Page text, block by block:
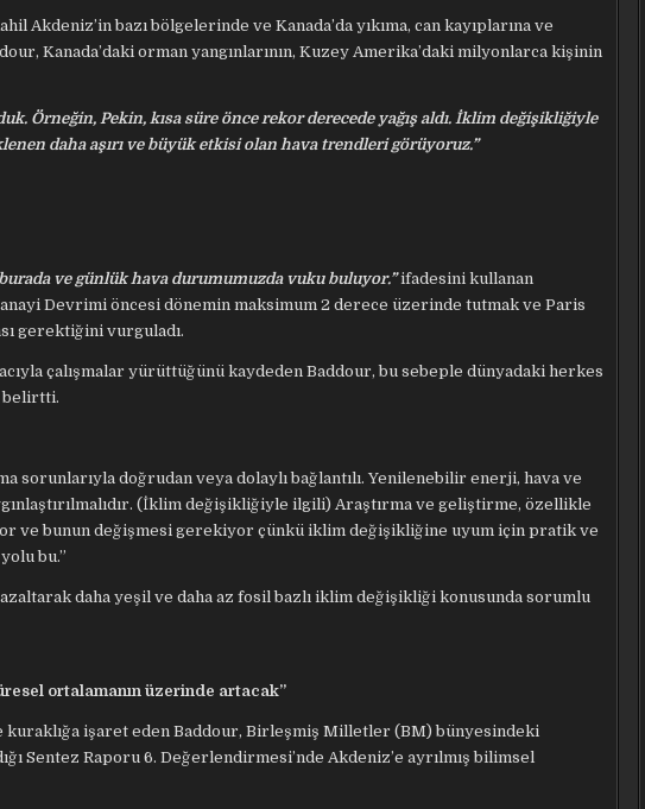
Akdeniz’in bazı bölgelerinde ve Kanada’da yıkıma, can kayıplarına ve
Kanada’daki orman yangınlarının, Kuzey Amerika’daki milyonlarca kişinin
Örneğin, Pekin, kısa süre önce rekor derecede yağış aldı. İklim değişikliğiyle
daha aşırı ve büyük etkisi olan hava trendleri görüyoruz.”
ve günlük hava durumumuzda vuku buluyor.”ifadesini kullanan
Devrimi öncesi dönemin maksimum 2 derece üzerinde tutmak ve Paris
gerektiğini vurguladı.
çalışmalar yürüttüğünü kaydeden Baddour, bu sebeple dünyadaki herkes
belirtti.
sorunlarıyla doğrudan veya dolaylı bağlantılı. Yenilenebilir enerji, hava ve
(İklim değişikliğiyle ilgili) Araştırma ve geliştirme, özellikle
ve bunun değişmesi gerekiyor çünkü iklim değişikliğine uyum için pratik ve
bu.”
daha yeşil ve daha az fosil bazlı iklim değişikliği konusunda sorumlu
ortalamanın üzerinde artacak”
kuraklığa işaret eden Baddour, Birleşmiş Milletler (BM) bünyesindeki
Sentez Raporu 6. Değerlendirmesi’nde Akdeniz’e ayrılmış bilimsel